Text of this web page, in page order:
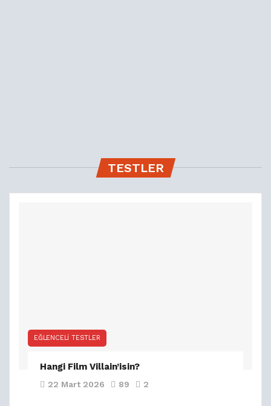
TESTLER
EĞLENCELI TESTLER
Hangi Film Villain’isin?
22 Mart 2026 89 2